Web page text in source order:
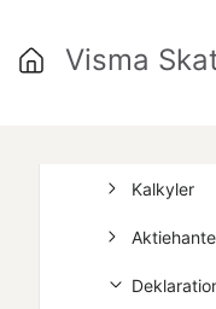
VismaExport
Kalkyler